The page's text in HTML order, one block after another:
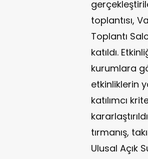
toplantısı,
Toplantı
katıldı.
kurumlara
etkinliklerin
katılımcı
tırmanış,
Ulusal Açık